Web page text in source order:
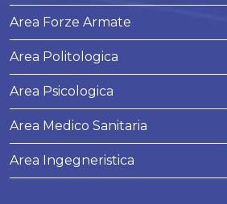
Area Forze Armate
Area Politologica
Area Psicologica
Area Medico Sanitaria
Area Ingegneristica